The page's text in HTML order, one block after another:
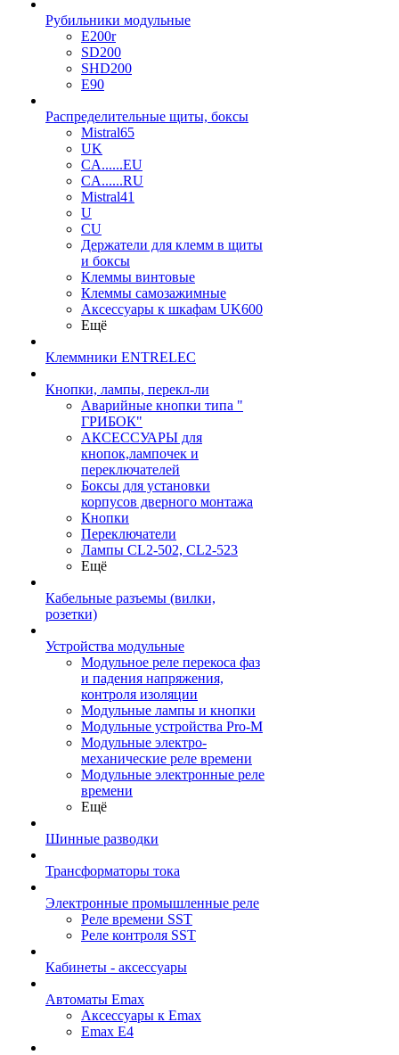
Рубильники модульные
E200r
SD200
SHD200
E90
Распределительные щиты, боксы
Mistral65
UK
CA......EU
CA......RU
Mistral41
U
CU
Держатели для клемм в щиты
и боксы
Клеммы винтовые
Клеммы самозажимные
Аксессуары к шкафам UK600
Ещё
Клеммники ENTRELEC
Кнопки, лампы, перекл-ли
Аварийные кнопки типа "
ГРИБОК"
АКСЕССУАРЫ для
кнопок,лампочек и
переключателей
Боксы для установки
корпусов дверного монтажа
Кнопки
Переключатели
Лампы CL2-502, CL2-523
Ещё
Кабельные разъемы (вилки,
розетки)
Устройства модульные
Модульное реле перекоса фаз
и падения напряжения,
контроля изоляции
Модульные лампы и кнопки
Модульные устройства Pro-M
Модульные электро-
механические реле времени
Модульные электронные реле
времени
Ещё
Шинные разводки
Трансформаторы тока
Электронные промышленные реле
Реле времени SST
Реле контроля SST
Кабинеты - аксессуары
Автоматы Emax
Аксессуары к Emax
Emax E4